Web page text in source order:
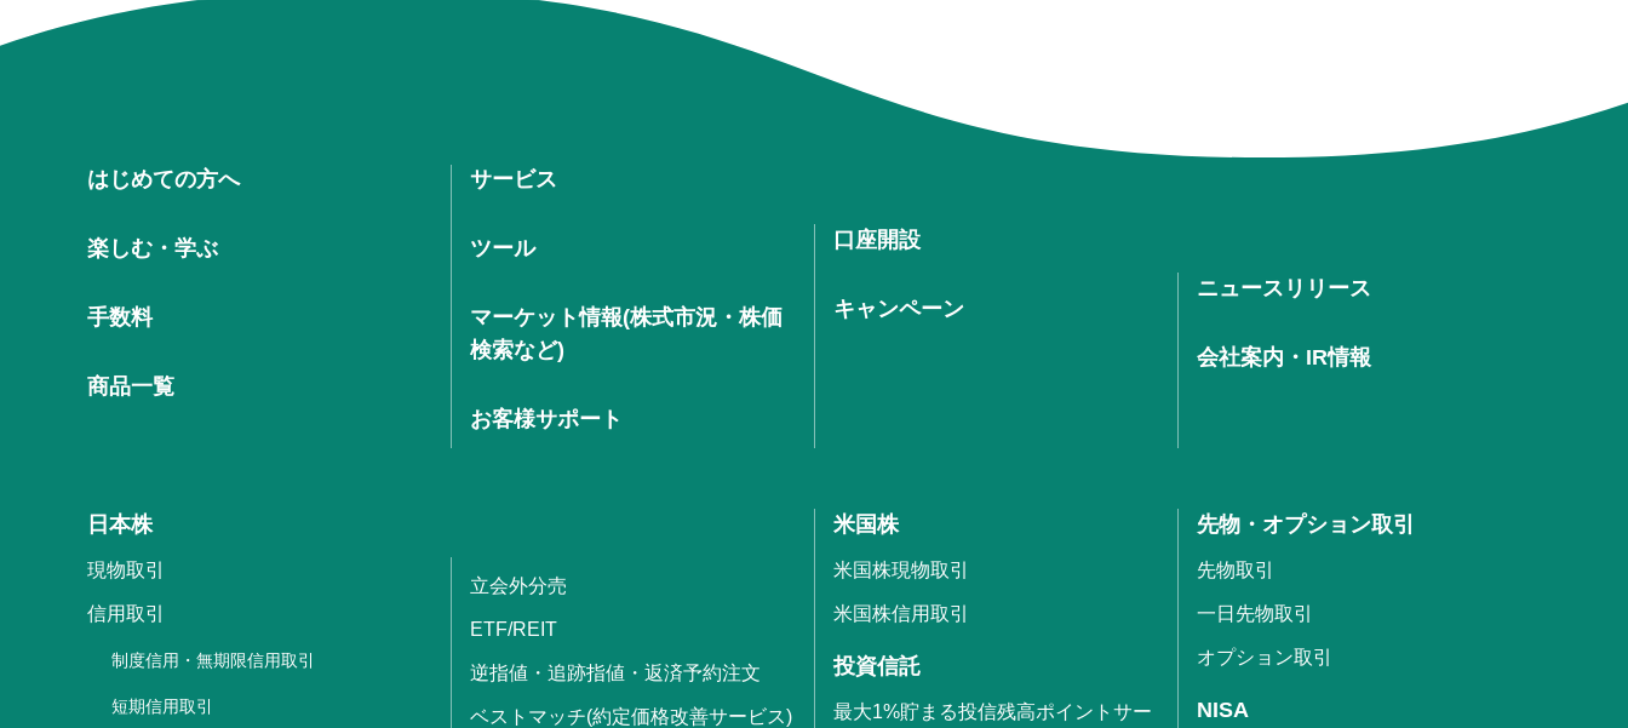
はじめての方へ
楽しむ・学ぶ
手数料
商品一覧
サービス
ツール
マーケット情報(株式市況・株価
検索など)
お客様サポート
口座開設
キャンペーン
ニュースリリース
会社案内・IR情報
日本株
現物取引
信用取引
制度信用・無期限信用取引
短期信用取引
立会外分売
ETF/REIT
逆指値・追跡指値・返済予約注文
ベストマッチ(約定価格改善サービス)
米国株
米国株現物取引
米国株信用取引
投資信託
最大1%貯まる投信残高ポイントサー
先物・オプション取引
先物取引
一日先物取引
オプション取引
NISA